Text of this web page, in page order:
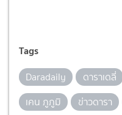
Tags
Daradaily ดาราเดลี่
เคน ภูภูมิ
ข่าวดารา